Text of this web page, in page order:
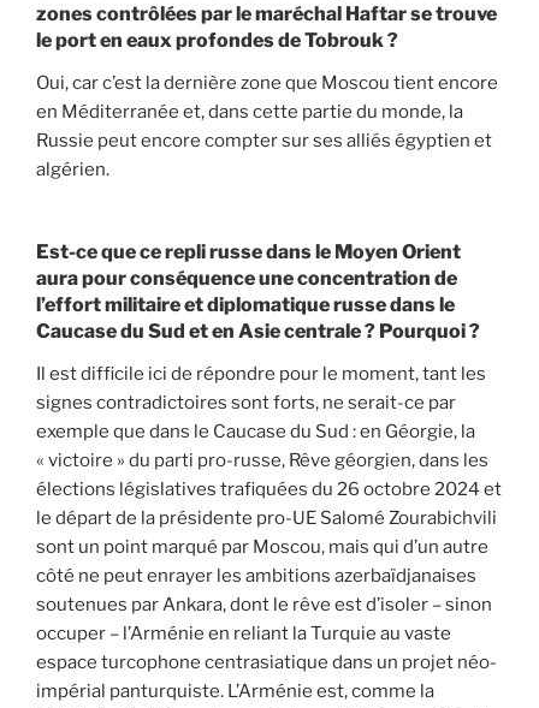
zones contrôlées par le maréchal Haftar se trouve
le port en eaux profondes de Tobrouk ?
Oui, car c’est la dernière zone que Moscou tient encore
en Méditerranée et, dans cette partie du monde, la
Russie peut encore compter sur ses alliés égyptien et
algérien.
Est-ce que ce repli russe dans le Moyen Orient
aura pour conséquence une concentration de
l’effort militaire et diplomatique russe dans le
Caucase du Sud et en Asie centrale ? Pourquoi ?
Il est difficile ici de répondre pour le moment, tant les
signes contradictoires sont forts, ne serait-ce par
exemple que dans le Caucase du Sud : en Géorgie, la
« victoire » du parti pro-russe, Rêve géorgien, dans les
élections législatives trafiquées du 26 octobre 2024 et
le départ de la présidente pro-UE Salomé Zourabichvili
sont un point marqué par Moscou, mais qui d’un autre
côté ne peut enrayer les ambitions azerbaïdjanaises
soutenues par Ankara, dont le rêve est d’isoler – sinon
occuper – l’Arménie en reliant la Turquie au vaste
espace turcophone centrasiatique dans un projet néo-
impérial panturquiste. L’Arménie est, comme la